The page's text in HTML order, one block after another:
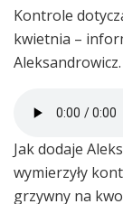
Kontrole
kwietnia –
Aleksandrowicz.
Jak dodaje
wymierzyły
grzywny na